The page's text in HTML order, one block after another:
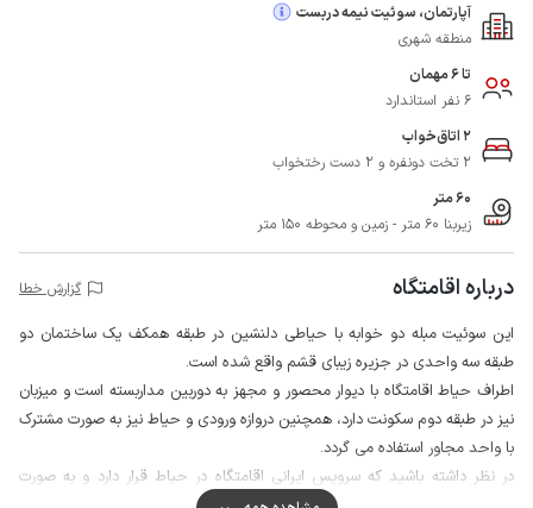
آپارتمان، سوئیت نیمه دربست
منطقه شهری
تا 6 مهمان
6 نفر استاندارد
2 اتاق‌خواب
2 تخت دونفره و 2 دست رختخواب
60 متر
زیربنا 60 متر - زمین و محوطه 150 متر
درباره اقامتگاه گزارش خطا
این سوئیت مبله دو خوابه با حیاطی دلنشین در طبقه همکف یک ساختمان دو
طبقه سه واحدی در جزیره زیبای قشم واقع شده است.
اطراف حیاط اقامتگاه با دیوار محصور و مجهز به دوربین مداربسته است و میزبان
نیز در طبقه دوم سکونت دارد، همچنین دروازه ورودی و حیاط نیز به صورت مشترک
با واحد مجاور استفاده می گردد.
در نظر داشته باشید که سرویس ایرانی اقامتگاه در حیاط قرار دارد و به صورت